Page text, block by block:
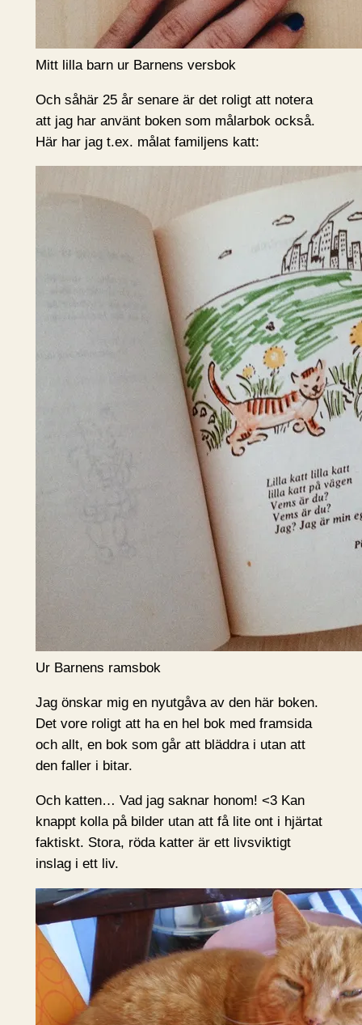
Mitt lilla barn ur Barnens versbok
Och såhär 25 år senare är det roligt att notera
att jag har använt boken som målarbok också.
Här har jag t.ex. målat familjens katt:
Ur Barnens ramsbok
Jag önskar mig en nyutgåva av den här boken.
Det vore roligt att ha en hel bok med framsida
och allt, en bok som går att bläddra i utan att
den faller i bitar.
Och katten… Vad jag saknar honom! <3 Kan
knappt kolla på bilder utan att få lite ont i hjärtat
faktiskt. Stora, röda katter är ett livsviktigt
inslag i ett liv.